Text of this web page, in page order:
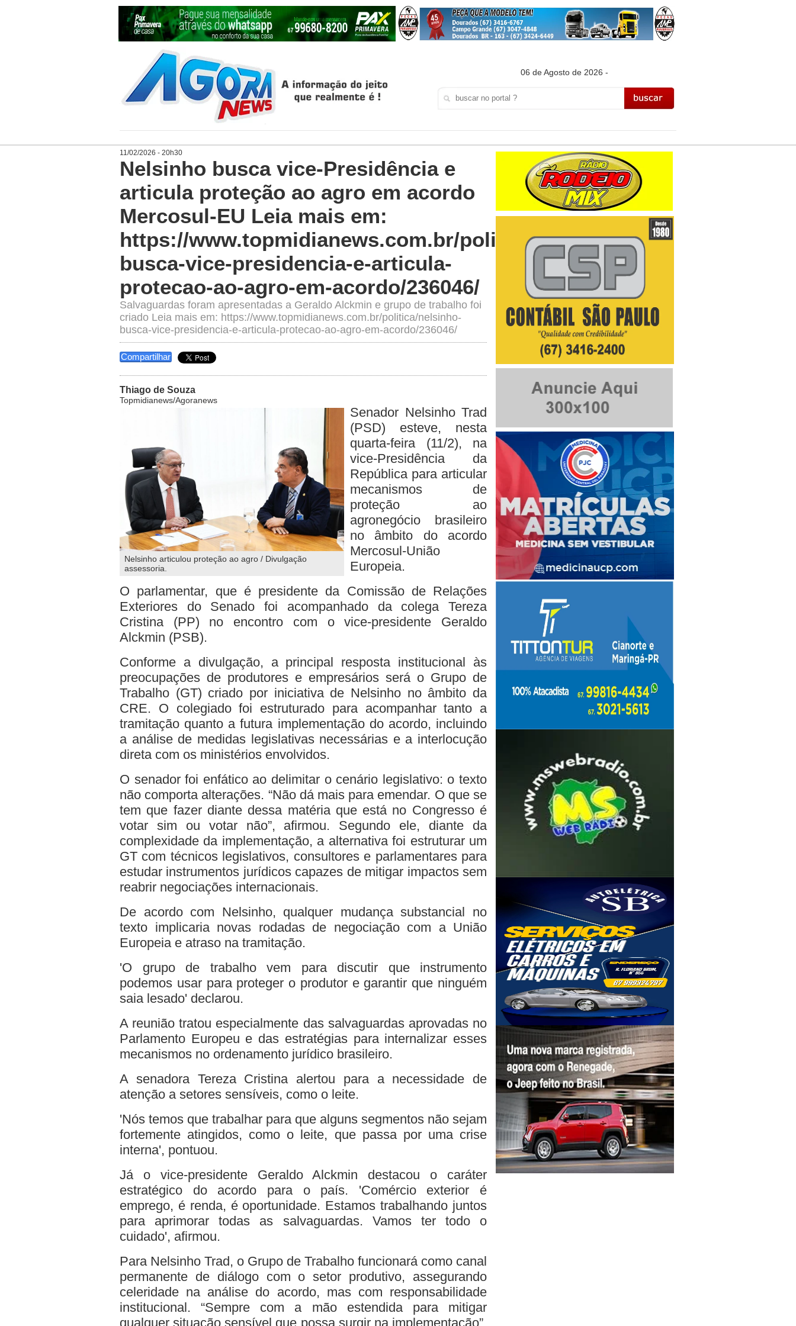
06 de Agosto de 2026 -
11/02/2026 - 20h30
Nelsinho busca vice-Presidência e
articula proteção ao agro em acordo
Mercosul-EU Leia mais em:
https://www.topmidianews.com.br/politica/nelsinho-
busca-vice-presidencia-e-articula-
protecao-ao-agro-em-acordo/236046/
Salvaguardas foram apresentadas a Geraldo Alckmin e grupo de trabalho foi
criado Leia mais em: https://www.topmidianews.com.br/politica/nelsinho-
busca-vice-presidencia-e-articula-protecao-ao-agro-em-acordo/236046/
Compartilhar
Thiago de Souza
Topmidianews/Agoranews
Nelsinho articulou proteção ao agro / Divulgação
assessoria.
Senador Nelsinho Trad
(PSD) esteve, nesta
quarta-feira (11/2), na
vice-Presidência da
República para articular
mecanismos de
proteção ao
agronegócio brasileiro
no âmbito do acordo
Mercosul-União
Europeia.
O parlamentar, que é presidente da Comissão de Relações
Exteriores do Senado foi acompanhado da colega Tereza
Cristina (PP) no encontro com o vice-presidente Geraldo
Alckmin (PSB).
Conforme a divulgação, a principal resposta institucional às
preocupações de produtores e empresários será o Grupo de
Trabalho (GT) criado por iniciativa de Nelsinho no âmbito da
CRE. O colegiado foi estruturado para acompanhar tanto a
tramitação quanto a futura implementação do acordo, incluindo
a análise de medidas legislativas necessárias e a interlocução
direta com os ministérios envolvidos.
O senador foi enfático ao delimitar o cenário legislativo: o texto
não comporta alterações. “Não dá mais para emendar. O que se
tem que fazer diante dessa matéria que está no Congresso é
votar sim ou votar não”, afirmou. Segundo ele, diante da
complexidade da implementação, a alternativa foi estruturar um
GT com técnicos legislativos, consultores e parlamentares para
estudar instrumentos jurídicos capazes de mitigar impactos sem
reabrir negociações internacionais.
De acordo com Nelsinho, qualquer mudança substancial no
texto implicaria novas rodadas de negociação com a União
Europeia e atraso na tramitação.
'O grupo de trabalho vem para discutir que instrumento
podemos usar para proteger o produtor e garantir que ninguém
saia lesado' declarou.
A reunião tratou especialmente das salvaguardas aprovadas no
Parlamento Europeu e das estratégias para internalizar esses
mecanismos no ordenamento jurídico brasileiro.
A senadora Tereza Cristina alertou para a necessidade de
atenção a setores sensíveis, como o leite.
'Nós temos que trabalhar para que alguns segmentos não sejam
fortemente atingidos, como o leite, que passa por uma crise
interna', pontuou.
Já o vice-presidente Geraldo Alckmin destacou o caráter
estratégico do acordo para o país. 'Comércio exterior é
emprego, é renda, é oportunidade. Estamos trabalhando juntos
para aprimorar todas as salvaguardas. Vamos ter todo o
cuidado', afirmou.
Para Nelsinho Trad, o Grupo de Trabalho funcionará como canal
permanente de diálogo com o setor produtivo, assegurando
celeridade na análise do acordo, mas com responsabilidade
institucional. “Sempre com a mão estendida para mitigar
qualquer situação sensível que possa surgir na implementação”,